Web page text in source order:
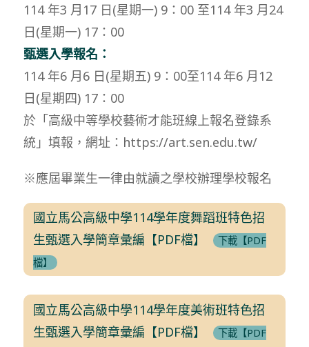
114 年3 月17 日(星期一) 9：00 至114 年3 月24
日(星期一) 17：00
甄選入學報名：
114 年6 月6 日(星期五) 9：00至114 年6 月12
日(星期四) 17：00
於「高級中等學校藝術才能班線上報名登錄系
統」填報，網址：https://art.sen.edu.tw/
※應屆畢業生一律由就讀之學校辦理學校報名
國立馬公高級中學114學年度舞蹈班特色招
生甄選入學簡章彙編【PDF檔】
下載【PDF
檔】
國立馬公高級中學114學年度美術班特色招
生甄選入學簡章彙編【PDF檔】
下載【PDF